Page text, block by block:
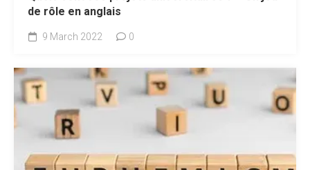
de rôle en anglais
9 March 2022 0